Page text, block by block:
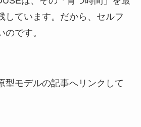
しています。だから、セルフ
のです。
型モデルの記事へリンクして